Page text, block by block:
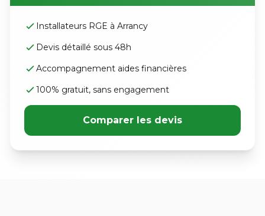
Installateurs RGE à Arrancy
Devis détaillé sous 48h
Accompagnement aides financières
100% gratuit, sans engagement
Comparer les devis